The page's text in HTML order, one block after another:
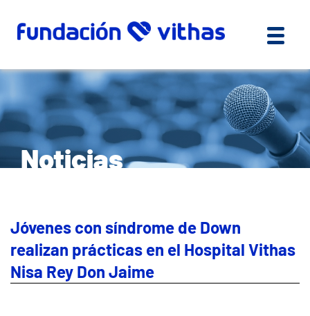
Noticias
Jóvenes con síndrome de Down
realizan prácticas en el Hospital Vithas
Nisa Rey Don Jaime